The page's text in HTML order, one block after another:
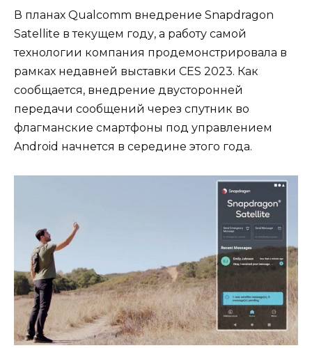
В планах Qualcomm внедрение Snapdragon
Satellite в текущем году, а работу самой
технологии компания продемонстрировала в
рамках недавней выставки CES 2023. Как
сообщается, внедрение двусторонней
передачи сообщений через спутник во
флагманские смартфоны под управлением
Android начнется в середине этого года.